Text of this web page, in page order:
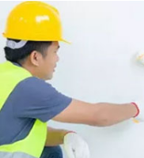
民用建筑
工业工程